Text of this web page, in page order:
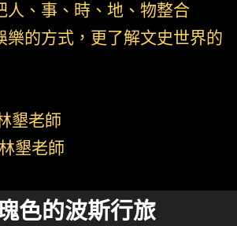
人、事、時、地、物整合
樂的方式，更了解文史世界的
墾老師
墾老師
色的波斯行旅